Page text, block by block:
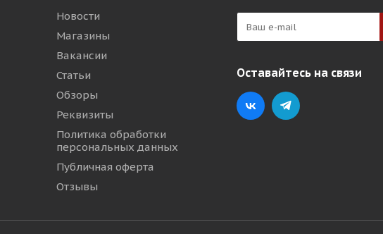
Новости
Магазины
Вакансии
Статьи
Обзоры
Реквизиты
Политика обработки
персональных данных
Публичная оферта
Отзывы
Оставайтесь на связи